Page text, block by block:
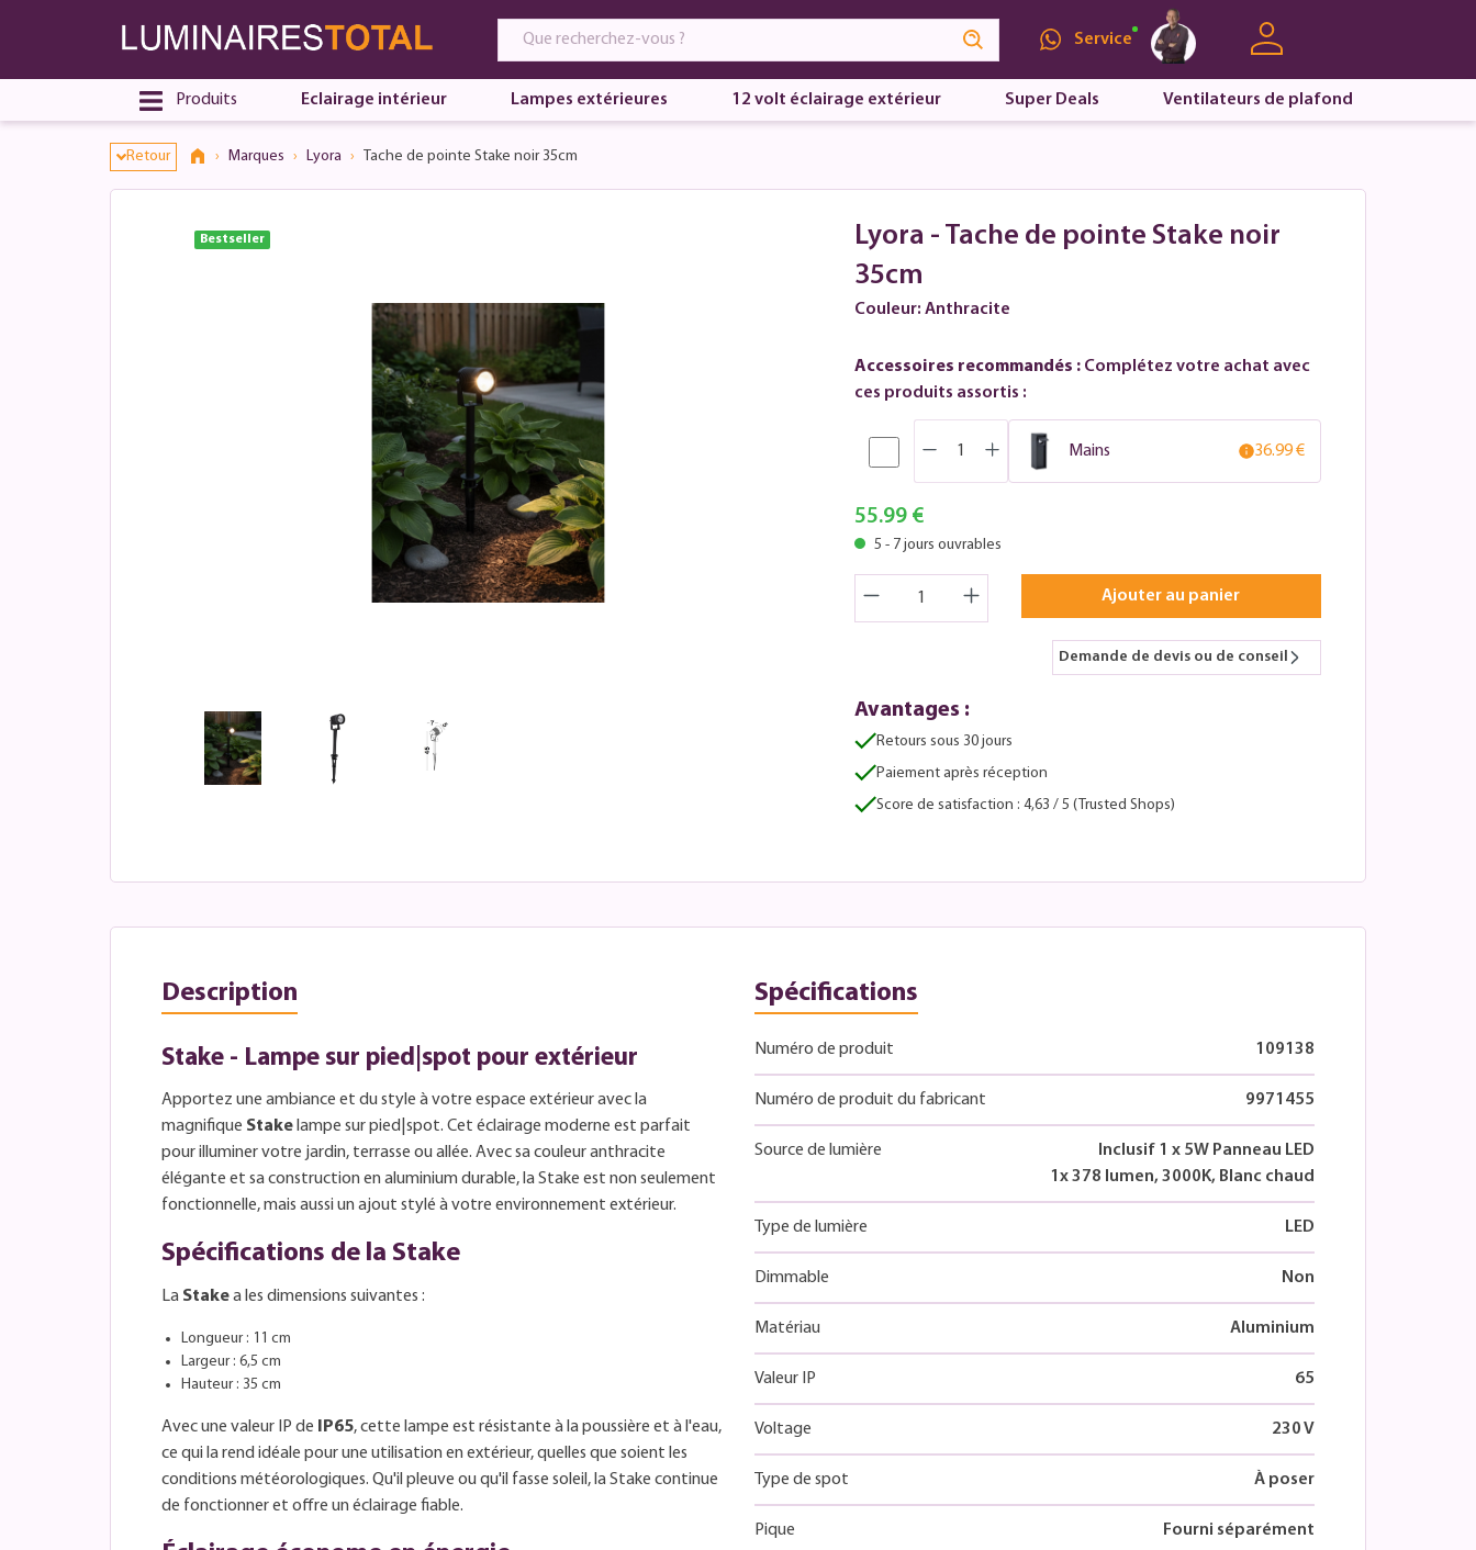
Service
Produits Eclairage intérieur Lampes extérieures 12 volt éclairage extérieur Super Deals Ventilateurs de plafond
Retour Marques Lyora Tache de pointe Stake noir 35cm
Bestseller
Lyora - Tache de pointe Stake noir
35cm
Couleur: Anthracite
Accessoires recommandés : Complétez votre achat avec
ces produits assortis :
Mains 36.99 €
55.99 €
5 - 7 jours ouvrables
Ajouter au panier
Demande de devis ou de conseil
Avantages :
Retours sous 30 jours
Paiement après réception
Score de satisfaction : 4,63 / 5 (Trusted Shops)
Description
Stake - Lampe sur pied|spot pour extérieur
Apportez une ambiance et du style à votre espace extérieur avec la
magnifique Stake lampe sur pied|spot. Cet éclairage moderne est parfait
pour illuminer votre jardin, terrasse ou allée. Avec sa couleur anthracite
élégante et sa construction en aluminium durable, la Stake est non seulement
fonctionnelle, mais aussi un ajout stylé à votre environnement extérieur.
Spécifications de la Stake
La Stakea les dimensions suivantes :
Longueur : 11 cm
Largeur : 6,5 cm
Hauteur : 35 cm
Avec une valeur IP de IP65, cette lampe est résistante à la poussière et à l'eau,
ce qui la rend idéale pour une utilisation en extérieur, quelles que soient les
conditions météorologiques. Qu'il pleuve ou qu'il fasse soleil, la Stake continue
de fonctionner et offre un éclairage fiable.
Spécifications
Numéro de produit 109138
Numéro de produit du fabricant 9971455
Source de lumière
Inclusif 1 x 5W Panneau LED
1x 378 lumen, 3000K, Blanc chaud
Type de lumière LED
Dimmable Non
Matériau Aluminium
Valeur IP 65
Voltage 230 V
Type de spot À poser
Pique Fourni séparément